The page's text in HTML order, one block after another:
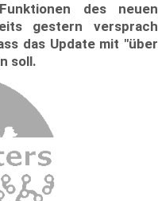
des neuen
gestern versprach
das Update mit "über
soll.